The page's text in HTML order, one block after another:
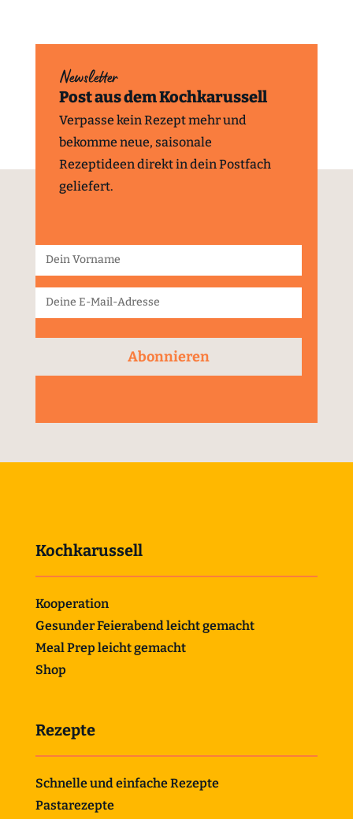
Newsletter
Post aus dem Kochkarussell
Verpasse kein Rezept mehr und
bekomme neue, saisonale
Rezeptideen direkt in dein Postfach
geliefert.
Abonnieren
Kochkarussell
Kooperation
Gesunder Feierabend leicht gemacht
Meal Prep leicht gemacht
Shop
Rezepte
Schnelle und einfache Rezepte
Pastarezepte